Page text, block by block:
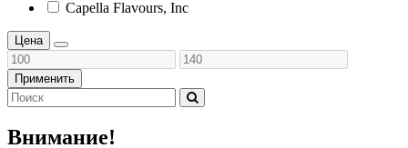
Capella Flavours, Inc
Цена
Применить
Внимание!